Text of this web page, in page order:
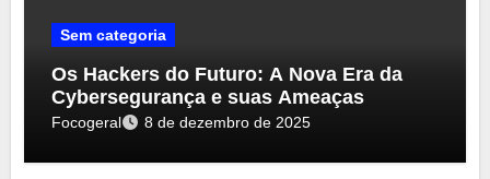
Sem categoria
Os Hackers do Futuro: A Nova Era da
Cybersegurança e suas Ameaças
Focogeral 8 de dezembro de 2025